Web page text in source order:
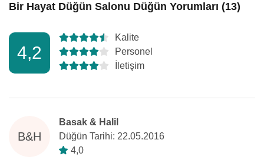
Bir Hayat Düğün Salonu Düğün Yorumları (13)
4,2
Kalite
Personel
İletişim
B&H
Basak & Halil
Düğün Tarihi: 22.05.2016
4,0